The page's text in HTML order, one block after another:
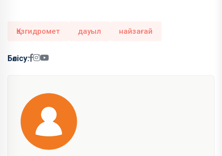
Қазгидромет дауыл найзағай
Бөлісу: